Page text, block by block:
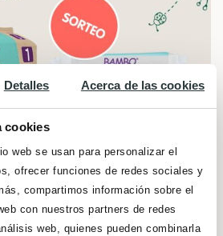
Detalles Acerca de las cookies
cookies
web se usan para personalizar el
ofrecer funciones de redes sociales y
compartimos información sobre el
con nuestros partners de redes
web, quienes pueden combinarla